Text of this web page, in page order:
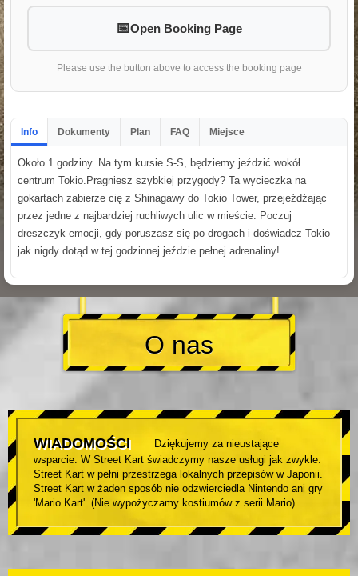
Open Booking Page
Please use the button above to access the booking page
Info Dokumenty Plan FAQ Miejsce
Około 1 godziny. Na tym kursie S-S, będziemy jeździć wokół
centrum Tokio.Pragniesz szybkiej przygody? Ta wycieczka na
gokartach zabierze cię z Shinagawy do Tokio Tower, przejeżdżając
przez jedne z najbardziej ruchliwych ulic w mieście. Poczuj
dreszczyk emocji, gdy poruszasz się po drogach i doświadcz Tokio
jak nigdy dotąd w tej godzinnej jeździe pełnej adrenaliny!
O nas
WIADOMOŚCI
Dziękujemy za nieustające
wsparcie. W Street Kart świadczymy nasze usługi jak zwykle.
Street Kart w pełni przestrzega lokalnych przepisów w Japonii.
Street Kart w żaden sposób nie odzwierciedla Nintendo ani gry
'Mario Kart'. (Nie wypożyczamy kostiumów z serii Mario).